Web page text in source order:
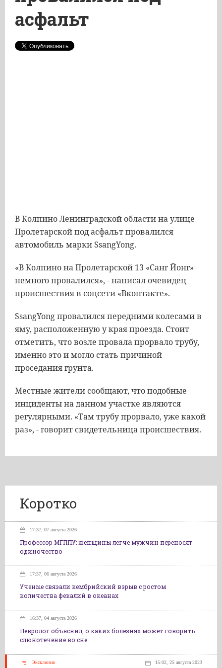
асфальт
В Колпино Ленинградской области на улице
Пролетарской под асфальт провалился
автомобиль марки SsangYong.
«В Колпино на Пролетарской 13 «Санг Йонг»
немного провалился», - написал очевидец
происшествия в соцсети «Вконтакте».
SsangYong провалился передними колесами в
яму, расположенную у края проезда. Стоит
отметить, что возле провала прорвало трубу,
именно это и могло стать причиной
проседания грунта.
Местные жители сообщают, что подобные
инциденты на данном участке являются
регулярными. «Там трубу прорвало, уже какой
раз», - говорит свидетельница происшествия.
Коротко
17:37, 07 августа 2026
Профессор МГППУ: женщины легче мужчин переносят
одиночество
17:37, 06 августа 2026
Ученые связали кембрийский взрыв с ростом
количества фекалий в океанах
16:37, 04 августа 2026
Невролог объяснил, о каких болезнях может говорить
слюнотечение во сне
Эксклюзив 15:02, 25 августа 2023